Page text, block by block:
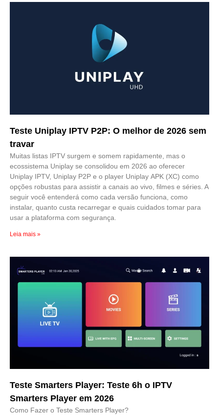
Teste Uniplay IPTV P2P: O melhor de 2026 sem
travar
Muitas listas IPTV surgem e somem rapidamente, mas o
ecossistema Uniplay se consolidou em 2026 ao oferecer
Uniplay IPTV, Uniplay P2P e o player Uniplay APK (XC) como
opções robustas para assistir a canais ao vivo, filmes e séries. A
seguir você entenderá como cada versão funciona, como
instalar, quanto custa recarregar e quais cuidados tomar para
usar a plataforma com segurança.
Leia mais »
Teste Smarters Player: Teste 6h o IPTV
Smarters Player em 2026
Como Fazer o Teste Smarters Player?